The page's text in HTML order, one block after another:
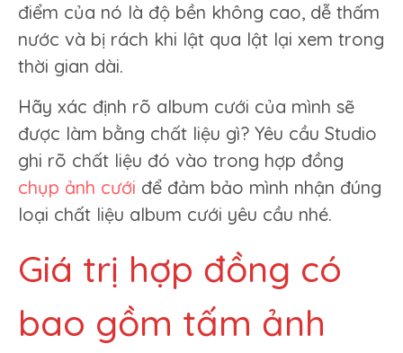
điểm của nó là độ bền không cao, dễ thấm
nước và bị rách khi lật qua lật lại xem trong
thời gian dài.
Hãy xác định rõ album cưới của mình sẽ
được làm bằng chất liệu gì? Yêu cầu Studio
ghi rõ chất liệu đó vào trong hợp đồng
chụp ảnh cưới để đảm bảo mình nhận đúng
loại chất liệu album cưới yêu cầu nhé.
Giá trị hợp đồng có
bao gồm tấm ảnh